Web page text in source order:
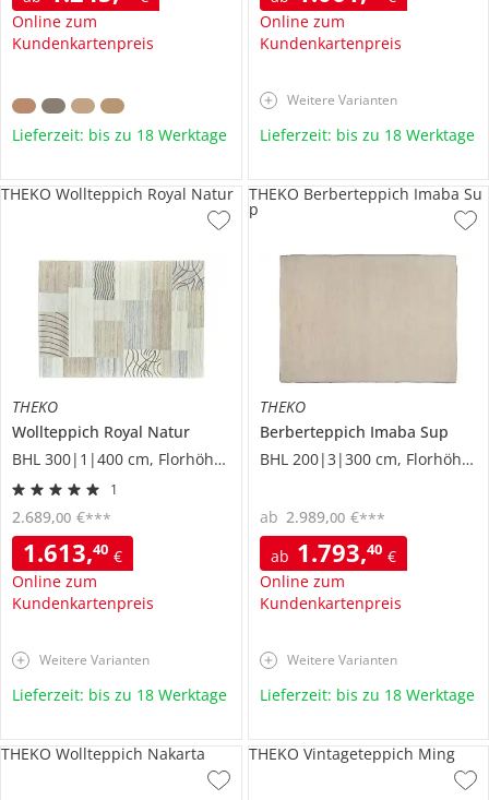
Online zum
Kundenkartenpreis
Lieferzeit: bis zu 18 Werktage
Online zum
Kundenkartenpreis
Weitere Varianten
Lieferzeit: bis zu 18 Werktage
THEKO
Wollteppich Royal Natur
BHL 300|1|400 cm, Florhöhe 1,2 cm
1
1.613,40 €
Online zum
Kundenkartenpreis
2.689,00 €***
THEKO Wollteppich Royal Natur
Weitere Varianten
Lieferzeit: bis zu 18 Werktage
THEKO
Berberteppich Imaba Sup
BHL 200|3|300 cm, Florhöhe 2,4 cm
ab 1.793,40 €
Online zum
Kundenkartenpreis
ab 2.989,00 €***
THEKO Berberteppich Imaba Su
p
Weitere Varianten
Lieferzeit: bis zu 18 Werktage
THEKO Wollteppich Nakarta THEKO Vintageteppich Ming